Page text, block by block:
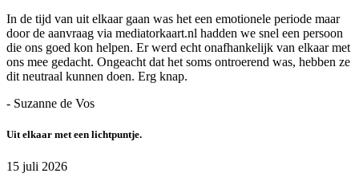
In de tijd van uit elkaar gaan was het een emotionele periode maar
door de aanvraag via mediatorkaart.nl hadden we snel een persoon
die ons goed kon helpen. Er werd echt onafhankelijk van elkaar met
ons mee gedacht. Ongeacht dat het soms ontroerend was, hebben ze
dit neutraal kunnen doen. Erg knap.
- Suzanne de Vos
Uit elkaar met een lichtpuntje.
15 juli 2026